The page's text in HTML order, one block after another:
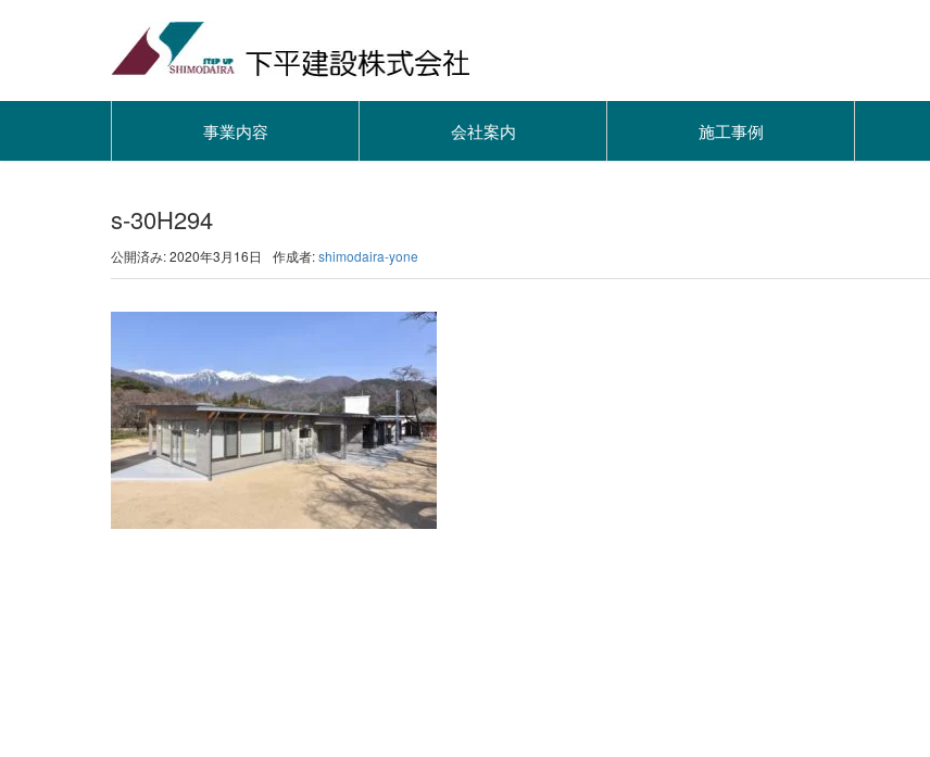
事業内容 会社案内 施工事例
s-30H294
公開済み: 2020年3月16日 作成者:shimodaira-yone